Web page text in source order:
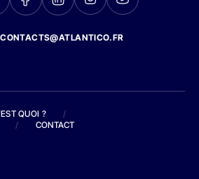
QUOI ?
/
/ CONTACT